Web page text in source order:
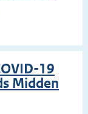
19
Midden